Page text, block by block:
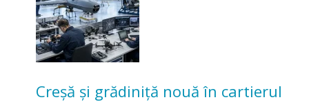
Creșă și grădiniță nouă în cartierul